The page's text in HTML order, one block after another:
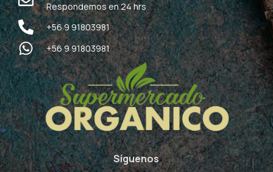
Respondemos en 24 hrs
+56 9 91803981
+56 9 91803981
Síguenos